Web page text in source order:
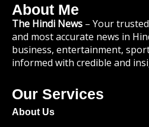
About Me
The Hindi News – Your
and most accurate news in
business, entertainment,
informed with credible and
Our Services
About Us